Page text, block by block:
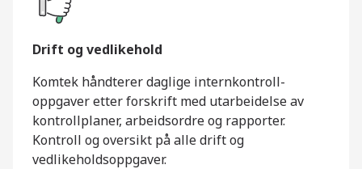
Drift og vedlikehold
Komtek håndterer daglige internkontroll-
oppgaver etter forskrift med utarbeidelse av
kontrollplaner, arbeidsordre og rapporter.
Kontroll og oversikt på alle drift og
vedlikeholdsoppgaver.